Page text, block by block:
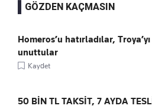
GÖZDEN KAÇMASIN
Homeros’u hatırladılar, Troya’yı
unuttular
Kaydet
50 BİN TL TAKSİT, 7 AYDA